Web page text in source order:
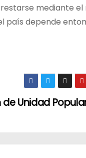
mediante el
país depende
de Unidad